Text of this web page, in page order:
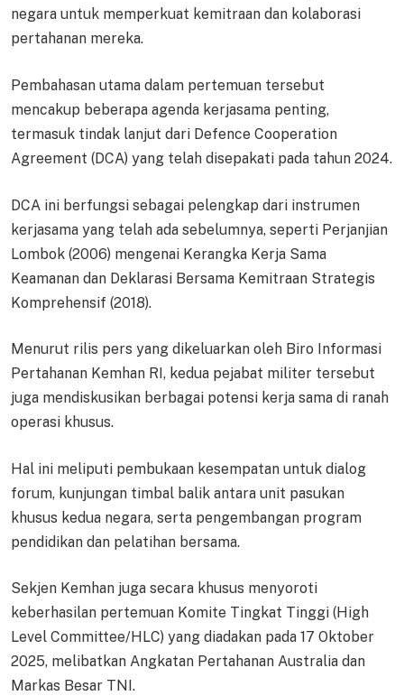
negara untuk memperkuat kemitraan dan kolaborasi
pertahanan mereka.
Pembahasan utama dalam pertemuan tersebut
mencakup beberapa agenda kerjasama penting,
termasuk tindak lanjut dari Defence Cooperation
Agreement (DCA) yang telah disepakati pada tahun 2024.
DCA ini berfungsi sebagai pelengkap dari instrumen
kerjasama yang telah ada sebelumnya, seperti Perjanjian
Lombok (2006) mengenai Kerangka Kerja Sama
Keamanan dan Deklarasi Bersama Kemitraan Strategis
Komprehensif (2018).
Menurut rilis pers yang dikeluarkan oleh Biro Informasi
Pertahanan Kemhan RI, kedua pejabat militer tersebut
juga mendiskusikan berbagai potensi kerja sama di ranah
operasi khusus.
Hal ini meliputi pembukaan kesempatan untuk dialog
forum, kunjungan timbal balik antara unit pasukan
khusus kedua negara, serta pengembangan program
pendidikan dan pelatihan bersama.
Sekjen Kemhan juga secara khusus menyoroti
keberhasilan pertemuan Komite Tingkat Tinggi (High
Level Committee/HLC) yang diadakan pada 17 Oktober
2025, melibatkan Angkatan Pertahanan Australia dan
Markas Besar TNI.